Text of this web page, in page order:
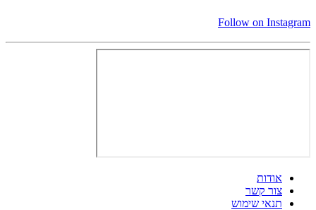
Follow on Instagram
אודות
צור קשר
תנאי שימוש